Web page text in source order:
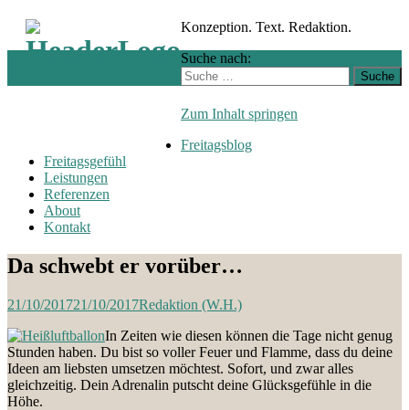
Konzeption. Text. Redaktion.
Suche nach:
Zum Inhalt springen
Freitagsblog
Freitagsgefühl
Leistungen
Referenzen
About
Kontakt
Da schwebt er vorüber…
21/10/201721/10/2017Redaktion (W.H.)
In Zeiten wie diesen können die Tage nicht genug
Stunden haben. Du bist so voller Feuer und Flamme, dass du deine
Ideen am liebsten umsetzen möchtest. Sofort, und zwar alles
gleichzeitig. Dein Adrenalin putscht deine Glücksgefühle in die
Höhe.